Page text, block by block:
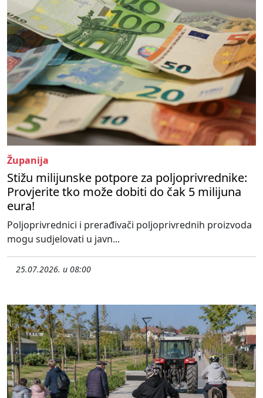
Županija
Stižu milijunske potpore za poljoprivrednike:
Provjerite tko može dobiti do čak 5 milijuna
eura!
Poljoprivrednici i prerađivači poljoprivrednih proizvoda
mogu sudjelovati u javn...
25.07.2026. u 08:00